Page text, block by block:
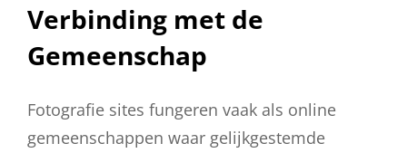
Verbinding met de
Gemeenschap
Fotografie sites fungeren vaak als online
gemeenschappen waar gelijkgestemde